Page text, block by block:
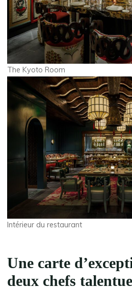
The Kyoto Room
Intérieur du restaurant
Une carte
deux chefs